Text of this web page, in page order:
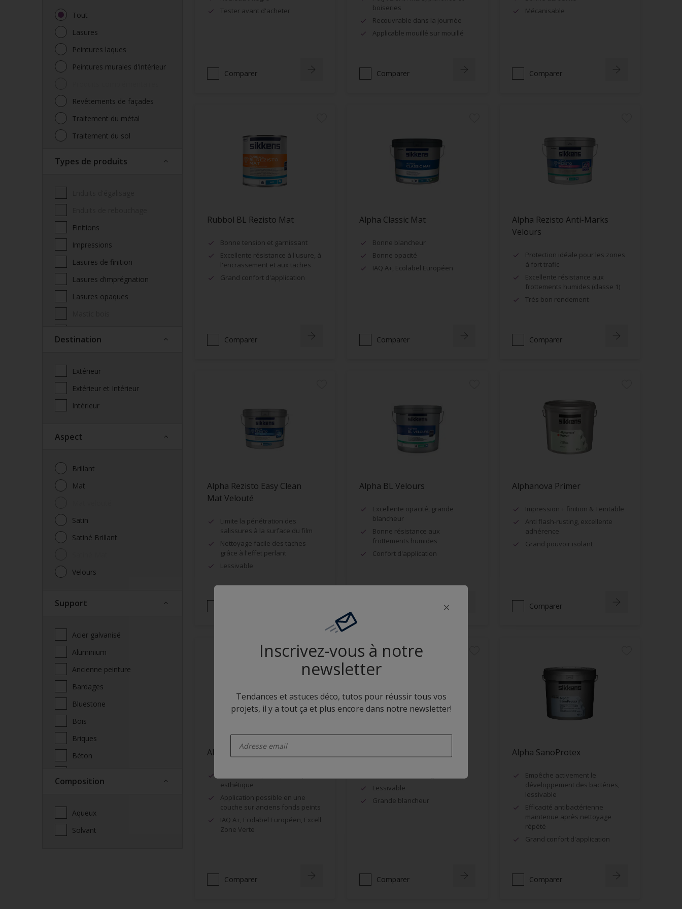
Tout
Lasures
Peintures laques
Peintures murales d'intérieur
Revêtements de façades
Traitement du métal
Traitement du sol
Types de produits
Finitions
Impressions
Lasures de finition
Lasures d’imprégnation
Lasures opaques
façade
Spécialités
Vernis
Vitrificateur
Destination
Extérieur
Extérieur et Intérieur
Intérieur
Aspect
Brillant
Mat
Satin
Satiné Brillant
Velours
Support
Acier galvanisé
Aluminium
Ancienne peinture
Bardages
Bluestone
Bois
Briques
Béton
Composition
Aqueux
Solvant
Tester avant d'acheter
Comparer
boiseries
Recouvrable dans la journée
Applicable mouillé sur mouillé
Comparer
Mécanisable
Comparer
Rubbol BL Rezisto Mat
Bonne tension et garnissant
Excellente résistance à l'usure, à
l'encrassement et aux taches
Grand confort d'application
Comparer
Alpha Classic Mat
Bonne blancheur
Bonne opacité
IAQ A+, Ecolabel Européen
Comparer
Alpha Rezisto Anti-Marks
Velours
Protection idéale pour les zones
à fort trafic
Excellente résistance aux
frottements humides (classe 1)
Très bon rendement
Comparer
Alpha Rezisto Easy Clean
Mat Velouté
Limite la pénétration des
salissures à la surface du film
Nettoyage facile des taches
grâce à l'effet perlant
Lessivable
Alpha BL Velours
Excellente opacité, grande
blancheur
Bonne résistance aux
frottements humides
Confort d'application
Alphanova Primer
Impression + finition & Teintable
Anti flash-rusting, excellente
adhérence
Grand pouvoir isolant
Comparer
Alpha BL Mat Uno
esthétique
Application possible en une
couche sur anciens fonds peints
IAQ A+, Ecolabel Européen, Excell
Zone Verte
Comparer
Lessivable
Grande blancheur
Comparer
Alpha SanoProtex
Empêche activement le
développement des bactéries,
lessivable
Efficacité antibactérienne
maintenue après nettoyage
répété
Grand confort d'application
Comparer
Inscrivez-vous à notre
newsletter
Tendances et astuces déco, tutos pour réussir tous vos
projets, il y a tout ça et plus encore dans notre newsletter!